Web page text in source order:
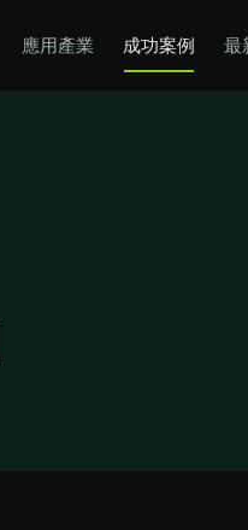
應用產業 成功案例 最